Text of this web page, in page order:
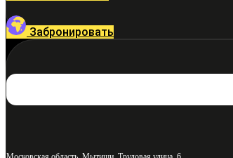
Забронировать